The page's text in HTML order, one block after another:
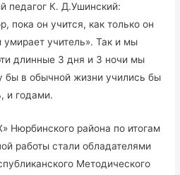
К. Д.Ушинский:
пока он учится, как только он
умирает учитель». Так и мы
длинные 3 дня и 3 ночи мы
бы в обычной жизни учились бы
и годами.
Нюрбинского района по итогам
работы стали обладателями
Методического